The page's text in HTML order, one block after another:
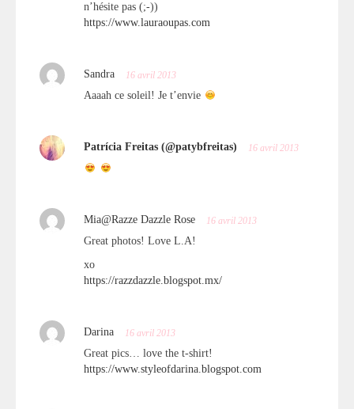
n’hésite pas (;-))
https://www.lauraoupas.com
Sandra 16 avril 2013
Aaaah ce soleil! Je t’envie
Patrícia Freitas (@patybfreitas) 16 avril 2013
Mia@Razze Dazzle Rose 16 avril 2013
Great photos! Love L.A!
xo
https://razzdazzle.blogspot.mx/
Darina 16 avril 2013
Great pics… love the t-shirt!
https://www.styleofdarina.blogspot.com